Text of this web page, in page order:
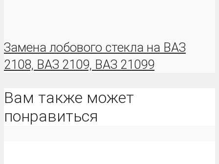
Замена лобового стекла на ВАЗ
2108, ВАЗ 2109, ВАЗ 21099
Вам также может
понравиться